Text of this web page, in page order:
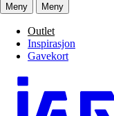
Meny Meny
Outlet
Inspirasjon
Gavekort